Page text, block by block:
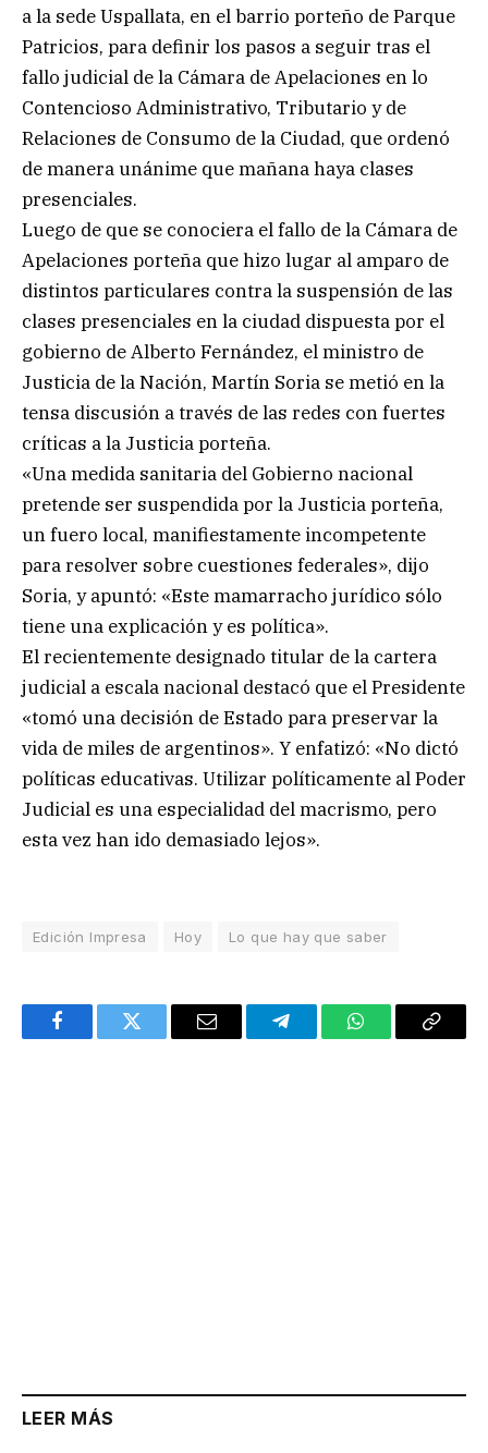
a la sede Uspallata, en el barrio porteño de Parque
Patricios, para definir los pasos a seguir tras el
fallo judicial de la Cámara de Apelaciones en lo
Contencioso Administrativo, Tributario y de
Relaciones de Consumo de la Ciudad, que ordenó
de manera unánime que mañana haya clases
presenciales.
Luego de que se conociera el fallo de la Cámara de
Apelaciones porteña que hizo lugar al amparo de
distintos particulares contra la suspensión de las
clases presenciales en la ciudad dispuesta por el
gobierno de Alberto Fernández, el ministro de
Justicia de la Nación, Martín Soria se metió en la
tensa discusión a través de las redes con fuertes
críticas a la Justicia porteña.
«Una medida sanitaria del Gobierno nacional
pretende ser suspendida por la Justicia porteña,
un fuero local, manifiestamente incompetente
para resolver sobre cuestiones federales», dijo
Soria, y apuntó: «Este mamarracho jurídico sólo
tiene una explicación y es política».
El recientemente designado titular de la cartera
judicial a escala nacional destacó que el Presidente
«tomó una decisión de Estado para preservar la
vida de miles de argentinos». Y enfatizó: «No dictó
políticas educativas. Utilizar políticamente al Poder
Judicial es una especialidad del macrismo, pero
esta vez han ido demasiado lejos».
Edición Impresa Hoy Lo que hay que saber
FacebookTwitter Email TelegramWhatsAppCopy
LEER MÁS